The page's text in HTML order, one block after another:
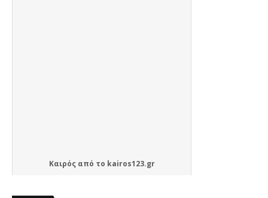
Καιρόςαπό το kairos123.gr